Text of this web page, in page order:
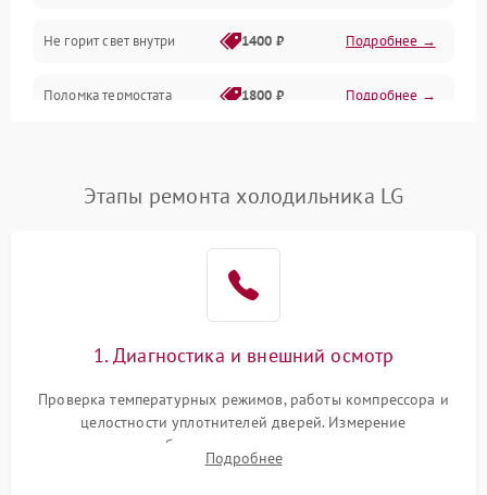
Не горит свет внутри 1400 ₽ Подробнее →
Поломка термостата 1800 ₽ Подробнее →
Поломка системы No Frost 2600 ₽ Подробнее →
работе
2000 ₽ Подробнее →
1000 ₽
Этапы ремонта холодильника LG
1. Диагностика и внешний осмотр
Проверка температурных режимов, работы компрессора и
целостности уплотнителей дверей. Измерение
сопротивления обмоток мотора, проверка термостата и
считывание кодов ошибок с электронного дисплея.
Подробнее